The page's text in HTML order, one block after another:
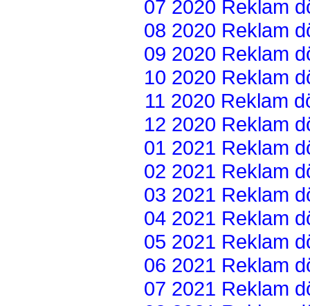
07 2020 Reklam
08 2020 Reklam
09 2020 Reklam
10 2020 Reklam
11 2020 Reklam
12 2020 Reklam
01 2021 Reklam
02 2021 Reklam
03 2021 Reklam
04 2021 Reklam
05 2021 Reklam
06 2021 Reklam
07 2021 Reklam